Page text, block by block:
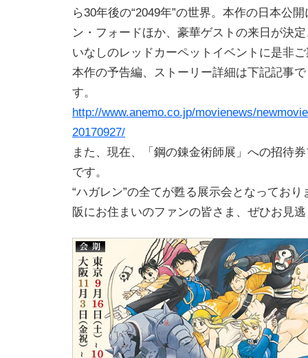
ら30年後の“2049年”の世界。本作の日本公
ン・フォードほか、豪華ゲストの来日が決
いなしのレッドカーペットイベントに是非
本作の予告編、ストーリー詳細は下記記事
す。
http://www.anemo.co.jp/movienews/
20170927/
また、現在、「鋼の錬金術師展」への招待
です。
“ハガレン”の全てが甦る展示会となってお
阪にお住まいのファンの皆さま、ぜひお見